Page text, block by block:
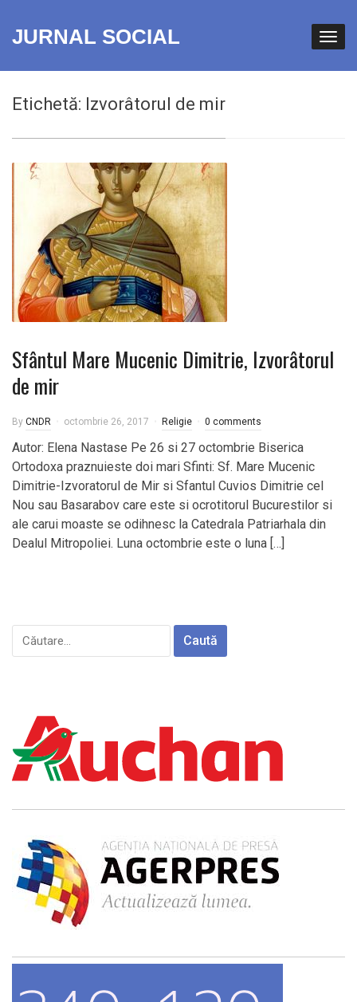
JURNAL SOCIAL
Etichetă: Izvorâtorul de mir
Sfântul Mare Mucenic Dimitrie, Izvorâtorul
de mir
By CNDR octombrie 26, 2017 Religie 0 comments
Autor: Elena Nastase Pe 26 si 27 octombrie Biserica
Ortodoxa praznuieste doi mari Sfinti: Sf. Mare Mucenic
Dimitrie-Izvoratorul de Mir si Sfantul Cuvios Dimitrie cel
Nou sau Basarabov care este si ocrotitorul Bucurestilor si
ale carui moaste se odihnesc la Catedrala Patriarhala din
Dealul Mitropoliei. Luna octombrie este o luna […]
Caută
după: